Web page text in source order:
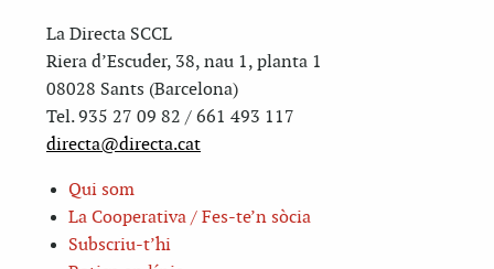
La Directa SCCL
Riera d’Escuder, 38, nau 1, planta 1
08028 Sants (Barcelona)
Tel. 935 27 09 82 / 661 493 117
directa@directa.cat
Qui som
La Cooperativa / Fes-te’n sòcia
Subscriu-t’hi